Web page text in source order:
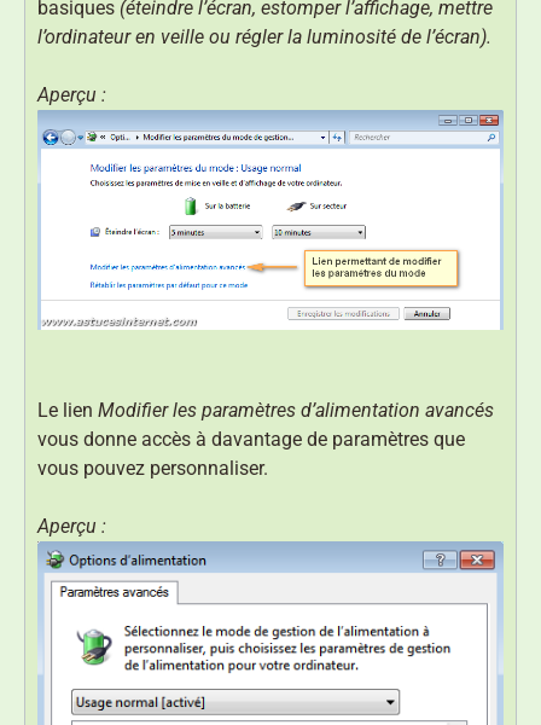
basiques (éteindre l’écran, estomper l’affichage, mettre
l’ordinateur en veille ou régler la luminosité de l’écran).
Aperçu :
Le lien Modifier les paramètres d’alimentation avancés
vous donne accès à davantage de paramètres que
vous pouvez personnaliser.
Aperçu :